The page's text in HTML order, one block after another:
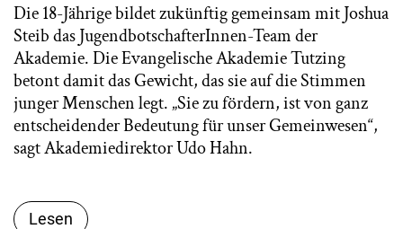
Die 18-Jährige bildet zukünftig gemeinsam mit Joshua
Steib das JugendbotschafterInnen-Team der
Akademie. Die Evangelische Akademie Tutzing
betont damit das Gewicht, das sie auf die Stimmen
junger Menschen legt. „Sie zu fördern, ist von ganz
entscheidender Bedeutung für unser Gemeinwesen“,
sagt Akademiedirektor Udo Hahn.
Lesen